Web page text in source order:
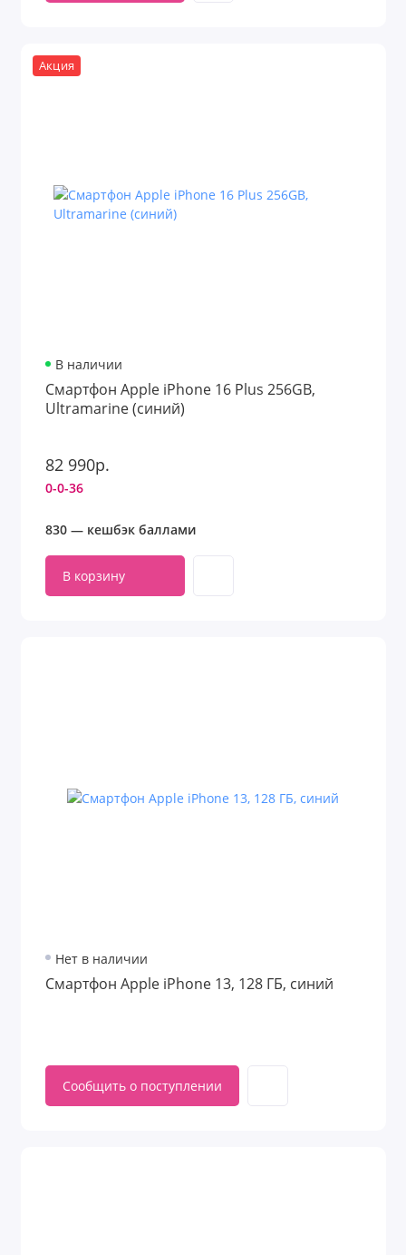
Акция
В наличии
Смартфон Apple iPhone 16 Plus 256GB,
Ultramarine (синий)
82 990р.
0-0-36
830 — кешбэк баллами
В корзину
Нет в наличии
Смартфон Apple iPhone 13, 128 ГБ, синий
Сообщить о поступлении